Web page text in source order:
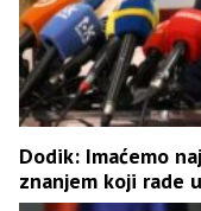
Dodik: Imaćemo
znanjem koji rade